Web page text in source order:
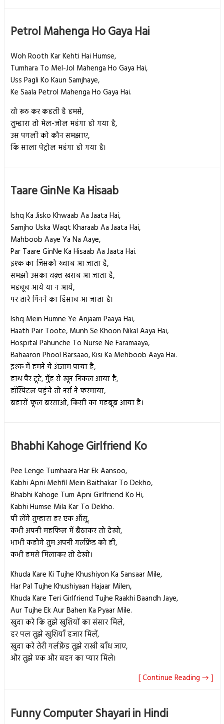
Petrol Mahenga Ho Gaya Hai
Woh Rooth Kar Kehti Hai Humse,
Tumhara To Mel-Jol Mahenga Ho Gaya Hai,
Uss Pagli Ko Kaun Samjhaye,
Ke Saala Petrol Mahenga Ho Gaya Hai.
वो रूठ कर कहती है हमसे,
तुम्हारा तो मेल-जोल महंगा हो गया है,
उस पगली को कौन समझाए,
कि साला पेट्रोल महंगा हो गया है।
Taare GinNe Ka Hisaab
Ishq Ka Jisko Khwaab Aa Jaata Hai,
Samjho Uska Waqt Kharaab Aa Jaata Hai,
Mahboob Aaye Ya Na Aaye,
Par Taare GinNe Ka Hisaab Aa Jaata Hai.
इश्क का जिसको ख्वाब आ जाता है,
समझो उसका वक़्त खराब आ जाता है,
महबूब आये या न आये,
पर तारे गिनने का हिसाब आ जाता है।
Ishq Mein Humne Ye Anjaam Paaya Hai,
Haath Pair Toote, Munh Se Khoon Nikal Aaya Hai,
Hospital Pahunche To Nurse Ne Faramaaya,
Bahaaron Phool Barsaao, Kisi Ka Mehboob Aaya Hai.
इश्क में हमने ये अंजाम पाया है,
हाथ पैर टूटे, मुँह से खून निकल आया है,
हॉस्पिटल पहुंचे तो नर्स ने फरमाया,
बहारों फूल बरसाओ, किसी का महबूब आया है।
Bhabhi Kahoge Girlfriend Ko
Pee Lenge Tumhaara Har Ek Aansoo,
Kabhi Apni Mehfil Mein Baithakar To Dekho,
Bhabhi Kahoge Tum Apni Girlfriend Ko Hi,
Kabhi Humse Mila Kar To Dekho.
पी लेंगे तुम्हारा हर एक आँसू,
कभी अपनी महफिल में बैठाकर तो देखो,
भाभी कहोगे तुम अपनी गर्लफ्रेंड को ही,
कभी हमसे मिलाकर तो देखो।
Khuda Kare Ki Tujhe Khushiyon Ka Sansaar Mile,
Har Pal Tujhe Khushiyaan Hajaar Milen,
Khuda Kare Teri Girlfriend Tujhe Raakhi Baandh Jaye,
Aur Tujhe Ek Aur Bahen Ka Pyaar Mile.
खुदा करे कि तुझे खुशियों का संसार मिले,
हर पल तुझे खुशियाँ हजार मिलें,
खुदा करे तेरी गर्लफ्रेंड तुझे राखी बाँध जाए,
और तुझे एक और बहन का प्यार मिले।
[ Continue Reading → ]
Funny Computer Shayari in Hindi